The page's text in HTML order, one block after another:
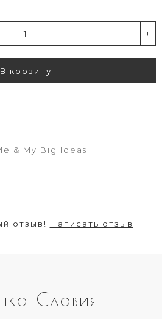
+
В корзину
& My Big Ideas
отзыв! Написать отзыв
Славия